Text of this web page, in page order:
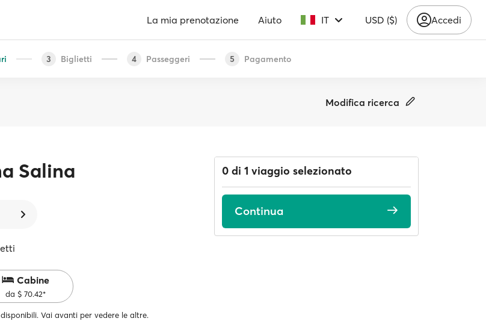
La mia prenotazione Aiuto IT USD ($) Accedi
3 Biglietti 4 Passeggeri 5 Pagamento
Modifica ricerca
Salina
Cabine
da $ 70.42*
Vai avanti per vedere le altre.
0 di 1 viaggio selezionato
Continua